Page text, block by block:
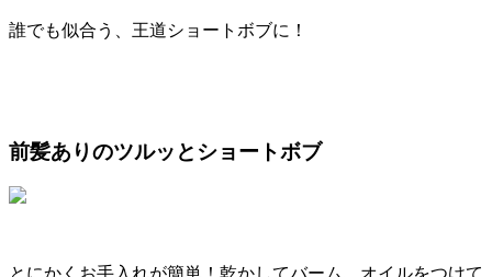
誰でも似合う、王道ショートボブに！
前髪ありのツルッとショートボブ